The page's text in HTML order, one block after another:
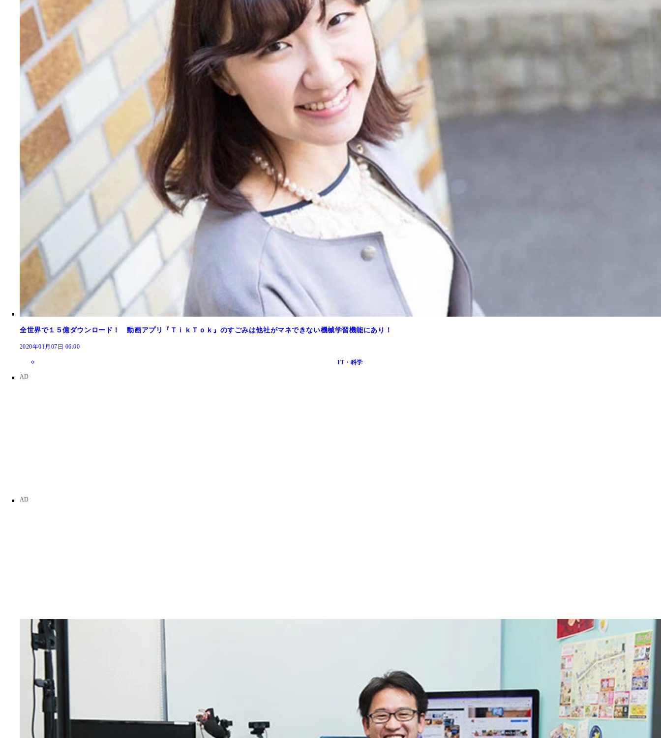
２０１２年に中国でローンチしたニュースキュレーションアプリ、今日头条。日本を含む海外ではＴｏｐ Ｂｕｚｚの名称で配信された
今日头条で軍事情報ばかり閲覧しているミリオタおじさん（週プレ本誌記者）のホーム画面には、戦車やミサイル関連記事が大量表示。さらにアプリ内ＥＣのライブコマース
とガンプラだらけという、有能レコメンド。このレコメンドシステムは抖音にも実装され、中国のアプリ広告収入は常に抖音と今日头条が１位、２位を独占
ＴｉｋＴｏｋと同じく老若男女がキラキラ路線で歌い踊る動画がバズる抖音。一方、抖音よりも先の２０１１年からショート動画を始めたアプリ、快手は地方農民によるワイ
ッキングや、ご当地の方言でヒット曲を歌ったりと独自のドロくささ路線が大人気。中国ではショート動画アプリの二番手として君臨している
一般的な方法では日本国内のｉＯＳやＡｎｄｒｏｉｄ端末で抖音のアプリをインストールすることはできないが、ＰＣのブラウザなら【https://www.douyin.com/】から視聴可能
最近は日本人のインフルエンサーも登場
２８歳でバイトダンスを設立した創業者の張一鳴さん。昨年１１月にＣＥＯを退任した
全世界で１５億ダウンロード！ 動画アプリ『ＴｉｋＴｏｋ』のすごみは他社がマネできない機械学習機能にあり！
2020年01月07日 06:00
IT・科学